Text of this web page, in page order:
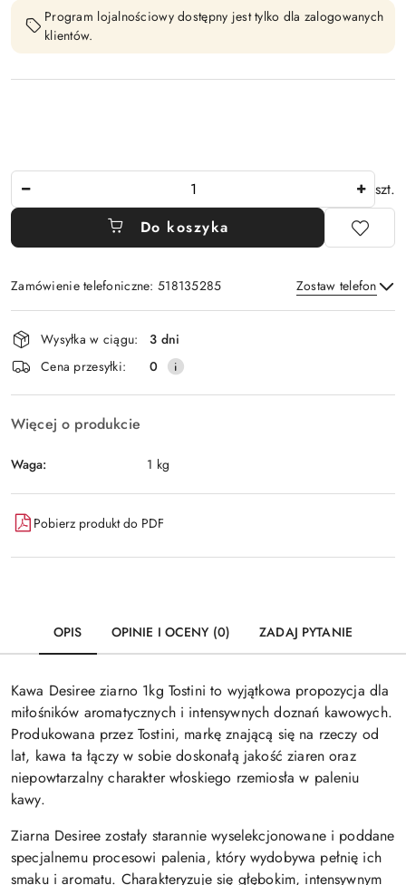
Program lojalnościowy dostępny jest tylko dla zalogowanych
klientów.
szt.
Do koszyka
Zamówienie telefoniczne: 518135285 Zostaw telefon
Wyślij
Dostępność
i
dostawa
Wysyłka w ciągu:
3 dni
Cena przesyłki:
0
Więcej o produkcie
Waga: 1 kg
Pobierz produkt do PDF
OPIS OPINIE I OCENY (0) ZADAJ PYTANIE
Kawa Desiree ziarno 1kg Tostini to wyjątkowa propozycja dla
miłośników aromatycznych i intensywnych doznań kawowych.
Produkowana przez Tostini, markę znającą się na rzeczy od
lat, kawa ta łączy w sobie doskonałą jakość ziaren oraz
niepowtarzalny charakter włoskiego rzemiosła w paleniu
kawy.
Ziarna Desiree zostały starannie wyselekcjonowane i poddane
specjalnemu procesowi palenia, który wydobywa pełnię ich
smaku i aromatu. Charakteryzuje się głębokim, intensywnym